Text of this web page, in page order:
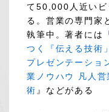
て50,000人近いビ
る。営業の専門家
執筆中。著者には
つく『伝える技術
プレゼンテーショ
業ノウハウ 凡人営
術 』などがある